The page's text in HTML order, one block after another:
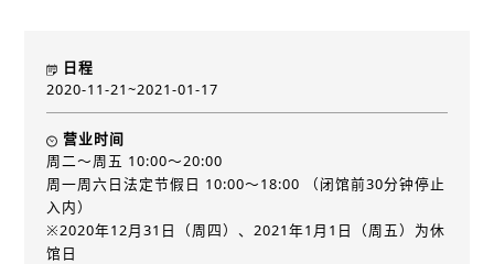
日程
2020-11-21~2021-01-17
营业时间
周二～周五 10:00～20:00
周一周六日法定节假日 10:00～18:00 （闭馆前30分钟停止
入内）
※2020年12月31日（周四）、2021年1月1日（周五）为休
馆日